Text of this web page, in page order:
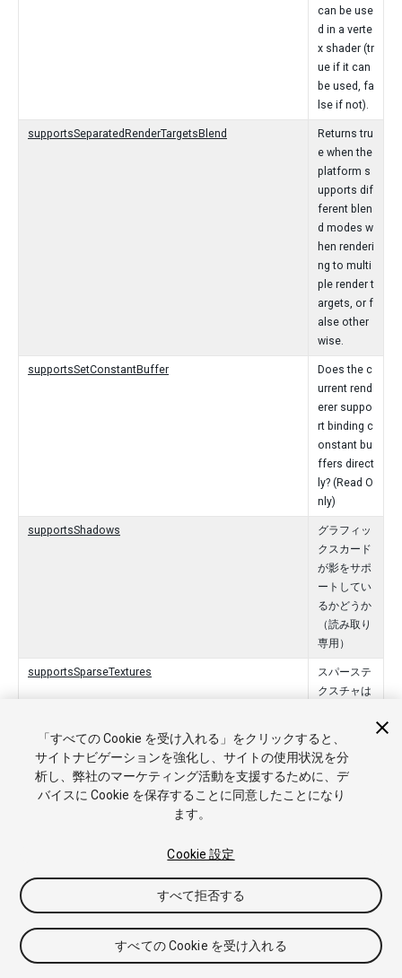
can be use
d in a verte
x shader (tr
ue if it can
be used, fa
lse if not).
supportsSeparatedRenderTargetsBlend
Returns tru
e when the
platform s
upports dif
ferent blen
d modes w
hen renderi
ng to multi
ple render t
argets, or f
alse other
wise.
supportsSetConstantBuffer
Does the c
urrent rend
erer suppo
rt binding c
onstant bu
ffers direct
ly? (Read O
nly)
supportsShadows
グラフィッ
クスカード
が影をサポ
ートしてい
るかどうか
（読み取り
専用）
supportsSparseTextures
スパーステ
クスチャは
(Read Onl
y)
supportsStoreAndResolveAction
This prope
takes Rend
erBufferSt
StoreAndR
「すべての Cookie を受け入れる」をクリックすると、
サイトナビゲーションを強化し、サイトの使用状況を分
析し、弊社のマーケティング活動を支援するために、デ
バイスに Cookie を保存することに同意したことになり
ます。
Cookie 設定
すべて拒否する
すべての Cookie を受け入れる